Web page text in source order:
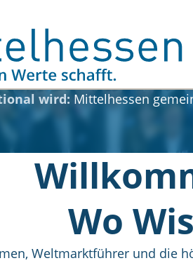
wird: Mittelhessen
Wo
Weltmarktführer und die